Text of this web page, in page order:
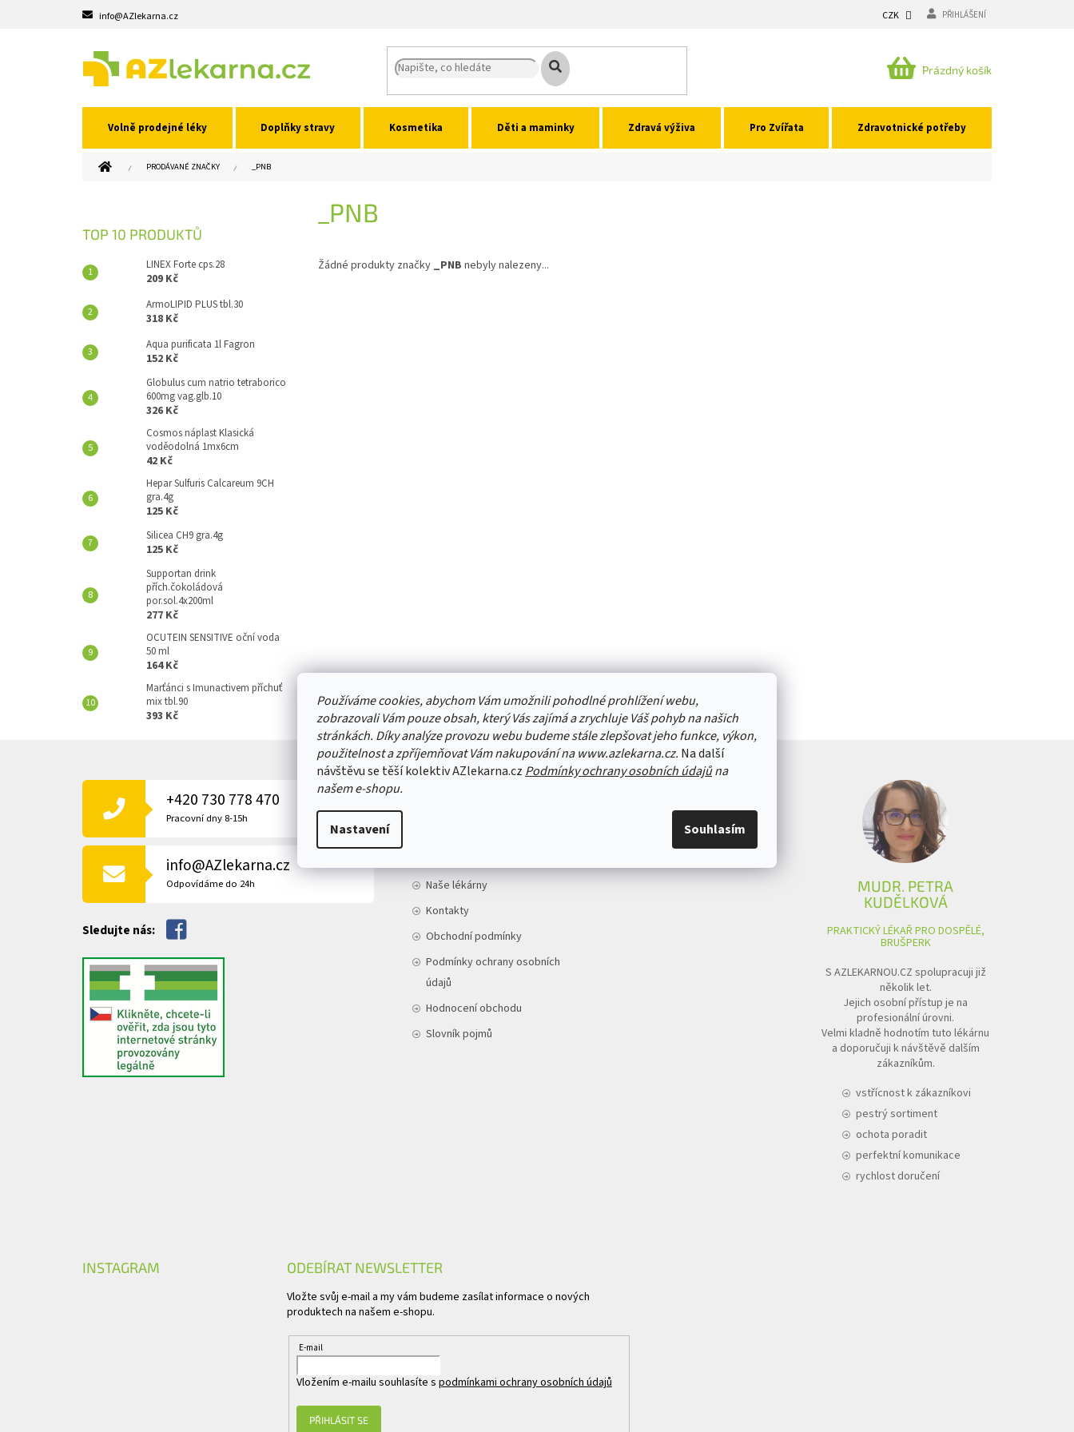
Používáme cookies, abychom Vám umožnili pohodlné prohlížení webu,
zobrazovali Vám pouze obsah, který Vás zajímá a zrychluje Váš pohyb na našich
stránkách. Díky analýze provozu webu budeme stále zlepšovat jeho funkce, výkon,
použitelnost a zpříjemňovat Vám nakupování na www.azlekarna.cz. Na další
návštěvu se těší kolektiv AZlekarna.cz Podmínky ochrany osobních údajůna
našem e-shopu.
Nastavení Souhlasím
info@AZlekarna.cz CZK PŘIHLÁŠENÍ
NÁKUPNÍ
Prázdný košík
Volně prodejné léky Doplňky stravy Kosmetika Děti a maminky Zdravá výživa Pro Zvířata Zdravotnické potřeby
DOMŮ PRODÁVANÉ ZNAČKY _PNB
TOP 10 PRODUKTŮ
LINEX Forte cps.28
209 Kč
ArmoLIPID PLUS tbl.30
318 Kč
Aqua purificata 1l Fagron
152 Kč
Globulus cum natrio tetraborico
600mg vag.glb.10
326 Kč
Cosmos náplast Klasická
voděodolná 1mx6cm
42 Kč
Hepar Sulfuris Calcareum 9CH
gra.4g
125 Kč
Silicea CH9 gra.4g
125 Kč
Supportan drink
přích.čokoládová
por.sol.4x200ml
277 Kč
OCUTEIN SENSITIVE oční voda
50 ml
164 Kč
Marťánci s Imunactivem příchuť
mix tbl.90
393 Kč
_PNB
Žádné produkty značky _PNB nebyly nalezeny...
+420 730 778 470
Pracovní dny 8-15h
info@AZlekarna.cz
Odpovídáme do 24h
Sledujte nás:
Naše lékárny
Kontakty
Obchodní podmínky
Podmínky ochrany osobních
údajů
Hodnocení obchodu
Slovník pojmů
MUDR. PETRA
KUDĚLKOVÁ
PRAKTICKÝ LÉKAŘ PRO DOSPĚLÉ,
BRUŠPERK
S AZLEKARNOU.CZ spolupracuji již
několik let.
Jejich osobní přístup je na
profesionální úrovni.
Velmi kladně hodnotím tuto lékárnu
a doporučuji k návštěvě dalším
zákazníkům.
vstřícnost k zákazníkovi
pestrý sortiment
ochota poradit
perfektní komunikace
rychlost doručení
INSTAGRAM ODEBÍRAT NEWSLETTER
Vložte svůj e-mail a my vám budeme zasílat informace o nových
produktech na našem e-shopu.
E-mail
Vložením e-mailu souhlasíte s podmínkami ochrany osobních údajů
PŘIHLÁSIT SE